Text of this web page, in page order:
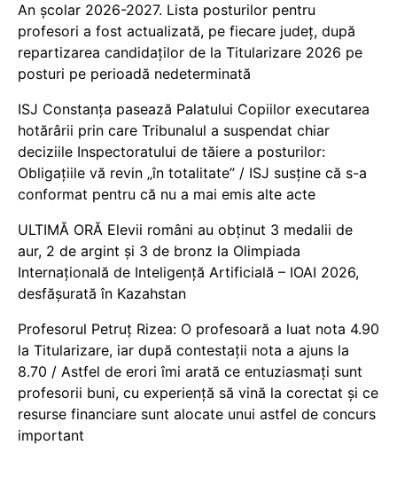
An școlar 2026-2027. Lista posturilor pentru
profesori a fost actualizată, pe fiecare județ, după
repartizarea candidaților de la Titularizare 2026 pe
posturi pe perioadă nedeterminată
ISJ Constanța pasează Palatului Copiilor executarea
hotărârii prin care Tribunalul a suspendat chiar
deciziile Inspectoratului de tăiere a posturilor:
Obligațiile vă revin „în totalitate” / ISJ susține că s-a
conformat pentru că nu a mai emis alte acte
ULTIMĂ ORĂ Elevii români au obținut 3 medalii de
aur, 2 de argint și 3 de bronz la Olimpiada
Internațională de Inteligență Artificială – IOAI 2026,
desfășurată în Kazahstan
Profesorul Petruț Rizea: O profesoară a luat nota 4.90
la Titularizare, iar după contestații nota a ajuns la
8.70 / Astfel de erori îmi arată ce entuziasmați sunt
profesorii buni, cu experiență să vină la corectat și ce
resurse financiare sunt alocate unui astfel de concurs
important